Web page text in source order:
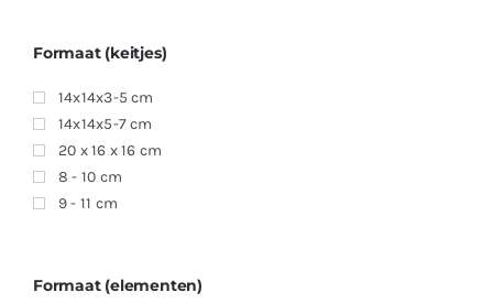
Formaat (keitjes)
14x14x3-5 cm
14x14x5-7 cm
20 x 16 x 16 cm
8 - 10 cm
9 - 11 cm
Formaat (elementen)